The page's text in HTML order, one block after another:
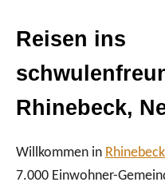
Reisen ins
Rhinebeck,
Willkommen in Rhinebeck
7.000 Einwohner-